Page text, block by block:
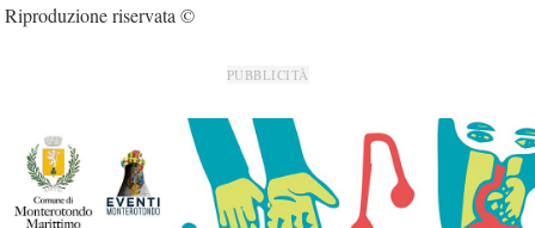
Riproduzione riservata ©
PUBBLICITÀ